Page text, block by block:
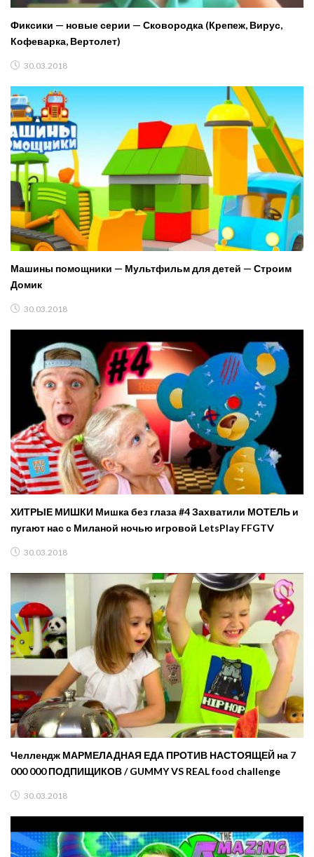
Фиксики — новые серии — Сковородка (Крепеж, Вирус,
Кофеварка, Вертолет)
30.03.2018
Машины помощники — Мультфильм для детей — Строим
Домик
30.03.2018
ХИТРЫЕ МИШКИ Мишка без глаза #4 Захватили МОТЕЛЬ и
пугают нас с Миланой ночью игровой LetsPlay FFGTV
30.03.2018
Челлендж МАРМЕЛАДНАЯ ЕДА ПРОТИВ НАСТОЯЩЕЙ на 7
000 000 ПОДПИЩИКОВ / GUMMY VS REAL food challenge
30.03.2018